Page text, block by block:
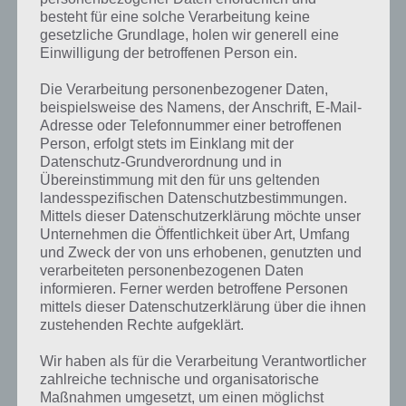
Kurze Begriffserklärung zur Lösung
Rätsel
Rätsel ist die Lösung für das tägliche Rätsel am 23.1.2023 in 4 Bilder 1
Wort, doch welche Bedeutung hat dieses eigentlich und was gibt es
bestimmten Lösungen präsentieren wir daher auch immer eine
kurze Begriffserklärung!
besteht für eine solche Verarbeitung keine
gesetzliche Grundlage, holen wir generell eine
Einwilligung der betroffenen Person ein.
Die Verarbeitung personenbezogener Daten,
beispielsweise des Namens, der Anschrift, E-Mail-
Adresse oder Telefonnummer einer betroffenen
Person, erfolgt stets im Einklang mit der
Datenschutz-Grundverordnung und in
Übereinstimmung mit den für uns geltenden
landesspezifischen Datenschutzbestimmungen.
Mittels dieser Datenschutzerklärung möchte unser
Unternehmen die Öffentlichkeit über Art, Umfang
und Zweck der von uns erhobenen, genutzten und
verarbeiteten personenbezogenen Daten
informieren. Ferner werden betroffene Personen
mittels dieser Datenschutzerklärung über die ihnen
zustehenden Rechte aufgeklärt.
Wir haben als für die Verarbeitung Verantwortlicher
zahlreiche technische und organisatorische
Maßnahmen umgesetzt, um einen möglichst